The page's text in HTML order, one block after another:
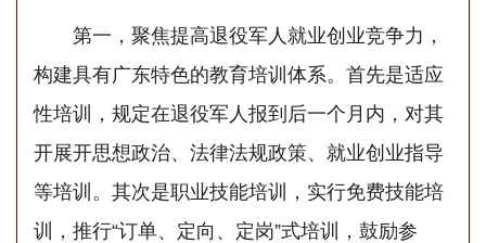
第一，聚焦提高退役军人就业创业竞争力，
构建具有广东特色的教育培训体系。首先是适应
性培训，规定在退役军人报到后一个月内，对其
开展开思想政治、法律法规政策、就业创业指导
等培训。其次是职业技能培训，实行免费技能培
训，推行“订单、定向、定岗”式培训，鼓励参